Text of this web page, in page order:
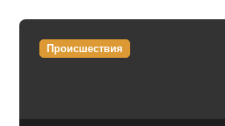
я
Происшествия